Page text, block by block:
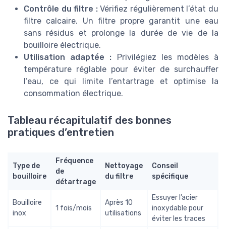
Contrôle du filtre :Vérifiez régulièrement l’état du
filtre calcaire. Un filtre propre garantit une eau
sans résidus et prolonge la durée de vie de la
bouilloire électrique.
Utilisation adaptée : Privilégiez les modèles à
température réglable pour éviter de surchauffer
l’eau, ce qui limite l’entartrage et optimise la
consommation électrique.
Tableau récapitulatif des bonnes
pratiques d’entretien
Type de
bouilloire
Fréquence
de
détartrage
Nettoyage
du filtre
Conseil
spécifique
Bouilloire
inox
1 fois/mois
Après 10
utilisations
Essuyer l’acier
inoxydable pour
éviter les traces